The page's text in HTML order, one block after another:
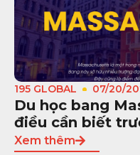
195 GLOBAL 07/20/
Du học bang
điều cần biết
Xem thêm